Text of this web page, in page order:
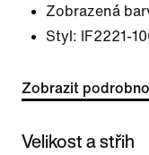
Zobrazená
Styl:
IF2221-
Zobrazit
Velikost a střih